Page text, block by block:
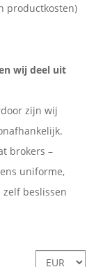
productkosten)
wij deel uit
zijn wij
brokers –
uniforme,
beslissen